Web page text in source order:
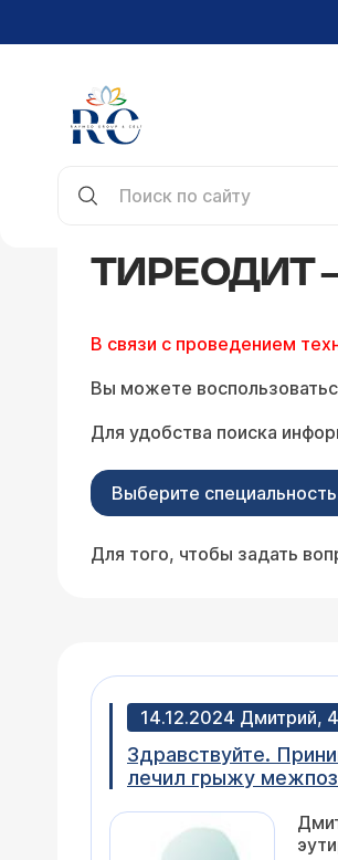
ТИРЕОДИТ
В связи с проведением
Вы можете
Для удобства поиска
Выберите
Для того, чтобы задать
14.12.2024 Дмитрий,
Здравствуйте.
лечил грыжу
чувствую себя.